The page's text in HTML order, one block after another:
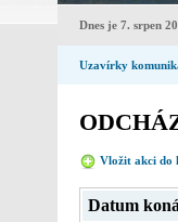
Dnes je 7. srpen
Uzavírky
Vložit akci do
Datum